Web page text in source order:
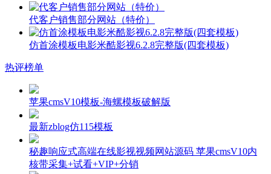
代客户销售部分网站（特价）
仿首涂模板电影米酷影视6.2.8完整版(四套模板)
热评榜单
苹果cmsV10模板-海螺模板破解版
最新zblog仿115模板
秘趣响应式高端在线影视视频网站源码 苹果cmsV10内
核带采集+试看+VIP+分销